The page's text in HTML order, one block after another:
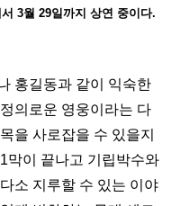
3월 29일까지 상연 중이다.
홍길동과 같이 익숙한
의로운 영웅이라는 다
을 사로잡을 수 있을지
막이 끝나고 기립박수와
소 지루할 수 있는 이야